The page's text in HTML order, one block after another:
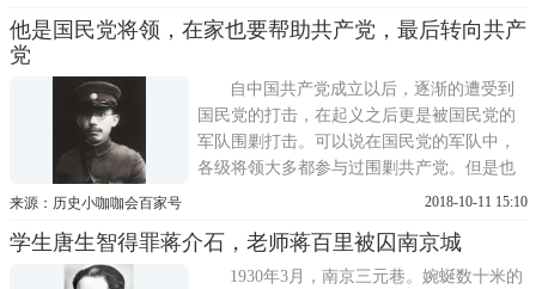
畔擒获翼王石达开，以战功得擢升，最后当
赠三代建威将军;父亲唐承绪在
他是国民党将领，在家也要帮助共产党，最后转向共产
党
自中国共产党成立以后，逐渐的遭受到
国民党的打击，在起义之后更是被国民党的
军队围剿打击。可以说在国民党的军队中，
各级将领大多都参与过围剿共产党。但是也
有小部分的国民党将领没有和中共打过仗，
而这个级别相当于新中国成立后的元帅级
别。因为国民党军队中被授予一级上将军衔
来源：历史小咖咖会百家号 2018-10-11 15:10
学生唐生智得罪蒋介石，老师蒋百里被囚南京城
1930年3月，南京三元巷。婉蜒数十米的